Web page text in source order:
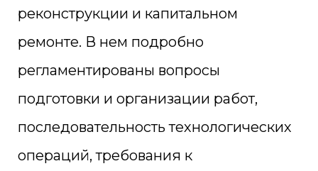
реконструкции и капитальном
ремонте. В нем подробно
регламентированы вопросы
подготовки и организации работ,
последовательность технологических
операций, требования к